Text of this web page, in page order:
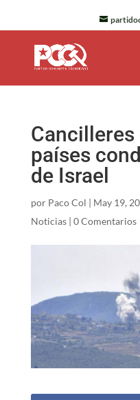
Cancilleres
países
de Israel
por Paco Col | May 19,
Noticias| 0 Comentarios